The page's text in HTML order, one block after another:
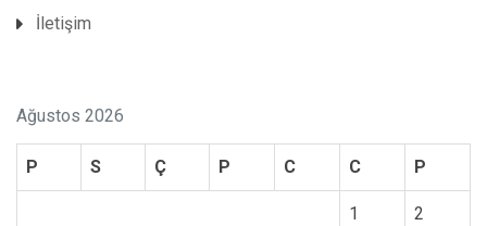
İletişim
Ağustos 2026
P S Ç P C C P
1 2